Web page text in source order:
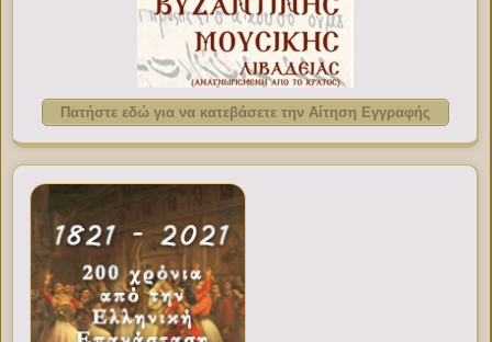
Πατήστε εδώ για να κατεβάσετε την Αίτηση Εγγραφής